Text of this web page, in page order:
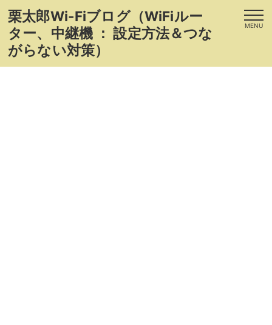
栗太郎Wi-Fiブログ（WiFiルー
ター、中継機 ： 設定方法＆つな
がらない対策）
MENU